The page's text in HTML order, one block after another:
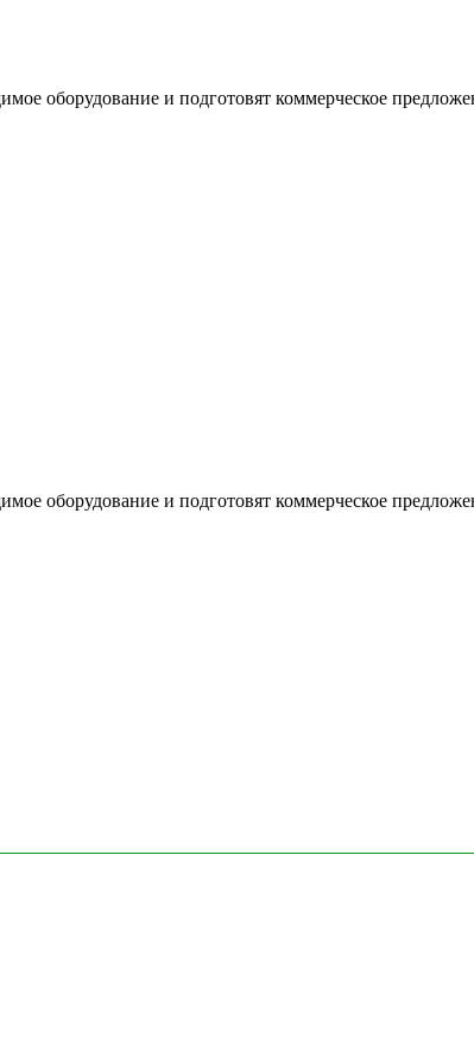
оборудование и подготовят коммерческое
оборудование и подготовят коммерческое